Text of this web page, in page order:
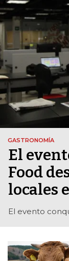
GASTRONOMÍA
El
Food
locales
El evento